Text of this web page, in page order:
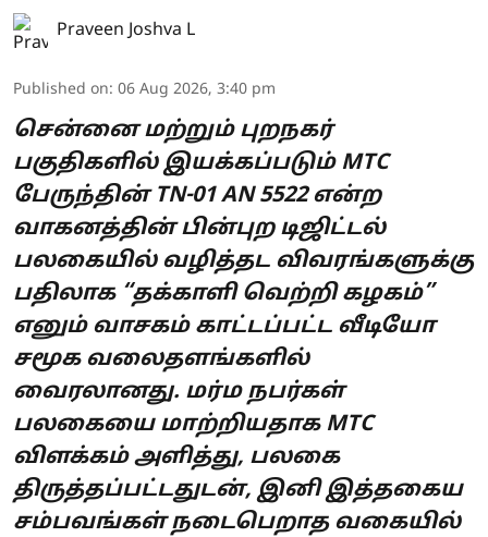
Praveen Joshva L
Published on: 06 Aug 2026, 3:40 pm
சென்னை மற்றும் புறநகர்
பகுதிகளில் இயக்கப்படும் MTC
பேருந்தின் TN-01 AN 5522 என்ற
வாகனத்தின் பின்புற டிஜிட்டல்
பலகையில் வழித்தட விவரங்களுக்கு
பதிலாக “தக்காளி வெற்றி கழகம்”
எனும் வாசகம் காட்டப்பட்ட வீடியோ
சமூக வலைதளங்களில்
வைரலானது. மர்ம நபர்கள்
பலகையை மாற்றியதாக MTC
விளக்கம் அளித்து, பலகை
திருத்தப்பட்டதுடன், இனி இத்தகைய
சம்பவங்கள் நடைபெறாத வகையில்